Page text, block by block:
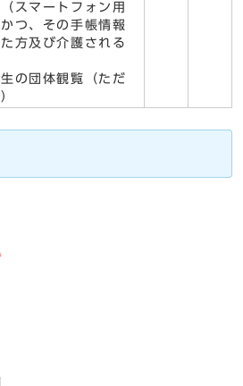
スマートフォン用
つ、その手帳情報
方及び介護される
の団体観覧（ただ